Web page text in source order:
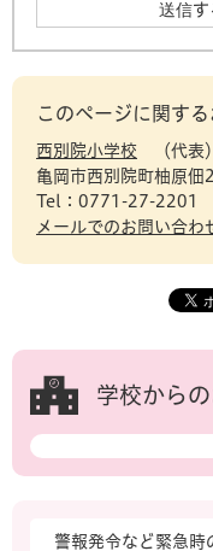
このページに関す
西別院小学校
代表
亀岡市西別院町柚原佃
Tel：0771-27-2201
メールでのお問い合わ
学校から
警報発令など緊急時